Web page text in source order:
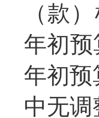
（款
年初预
年初预
中无调